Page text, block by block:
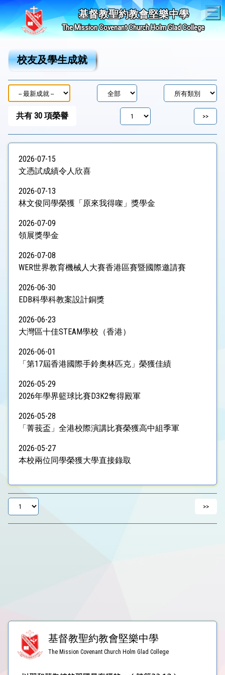
基督教聖約教會堅樂中學
The Mission Covenant Church Holm Glad College
校友及學生成就
共有 30 項榮譽
2026-07-15
文憑試成績令人欣喜
2026-07-13
林文俊同學榮獲「原來我得㗎」獎學金
2026-07-09
領展獎學金
2026-07-08
WER世界教育機械人大賽香港區賽暨國際邀請賽
2026-06-30
EDB科學科教案設計銅獎
2026-06-23
大灣區十佳STEAM學校（香港）
2026-06-01
「第17屆香港國際手鈴奧林匹克」榮獲佳績
2026-05-29
2026年學界籃球比賽D3K2奪得殿軍
2026-05-28
「菁莪盃」全港校際演講比賽榮獲高中組季軍
2026-05-27
本校兩位同學榮獲大學直接錄取
基督教聖約教會堅樂中學
The Mission Covenant Church Holm Glad College